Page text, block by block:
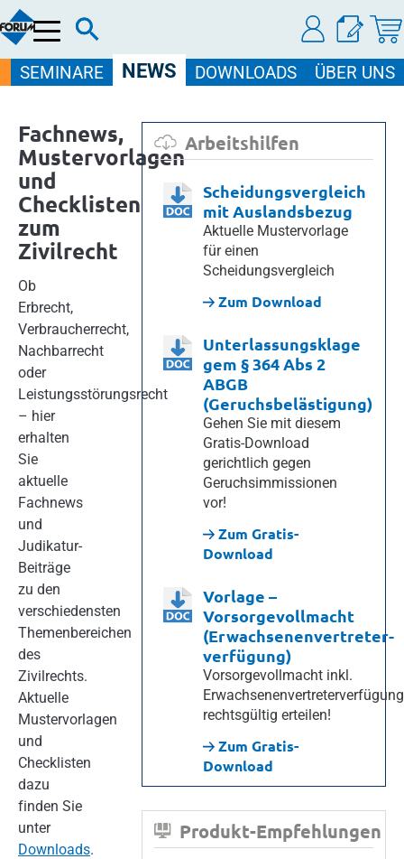
Menü
SEMINARE NEWS DOWNLOADS ÜBER UNS
Fachnews,
Mustervorlagen
und
Checklisten
zum
Zivilrecht
Ob
Erbrecht,
Verbraucherrecht,
Nachbarrecht
oder
Leistungsstörungsrecht
– hier
erhalten
Sie
aktuelle
Fachnews
und
Judikatur-
Beiträge
zu den
verschiedensten
Themenbereichen
des
Zivilrechts.
Aktuelle
Mustervorlagen
und
Checklisten
dazu
finden Sie
unter
Downloads.
Arbeitshilfen
Scheidungsvergleich
mit Auslandsbezug
Aktuelle Mustervorlage
für einen
Scheidungsvergleich
Zum Download
Unterlassungsklage
gem § 364 Abs 2
ABGB
(Geruchsbelästigung)
Gehen Sie mit diesem
Gratis-Download
gerichtlich gegen
Geruchsimmissionen
vor!
Zum Gratis-
Download
Vorlage –
Vorsorgevollmacht
(Erwachsenenvertreter­­
verfügung)
Vorsorgevollmacht inkl.
Erwachsenenvertreterverfügung
rechtsgültig erteilen!
Zum Gratis-
Download
Produkt-Empfehlungen